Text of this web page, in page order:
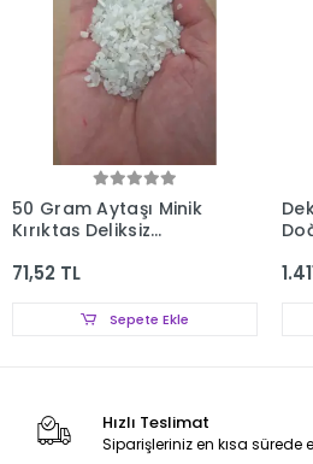
50 Gram Aytaşı Minik
Kırıktaş Deliksiz
71,52 TL
Sepete Ekle
Hızlı Teslimat
Siparişleriniz en kısa sürede